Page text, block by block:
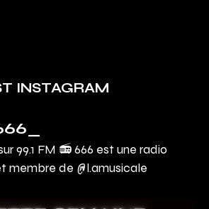
INSTAGRAM
99.1 FM 📻666 est une radio
membre de @l.amusicale